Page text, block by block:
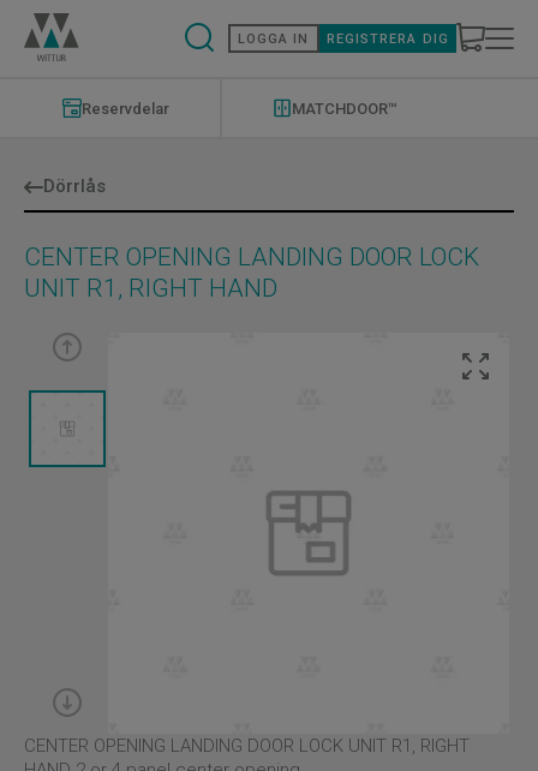
Hoppa
huvudinnehåll
LOGGA IN REGISTRERA DIG
Reservdelar MATCHDOOR™
Dörrlås
CENTER OPENING LANDING DOOR LOCK
UNIT R1, RIGHT HAND
CENTER OPENING LANDING DOOR LOCK UNIT R1, RIGHT